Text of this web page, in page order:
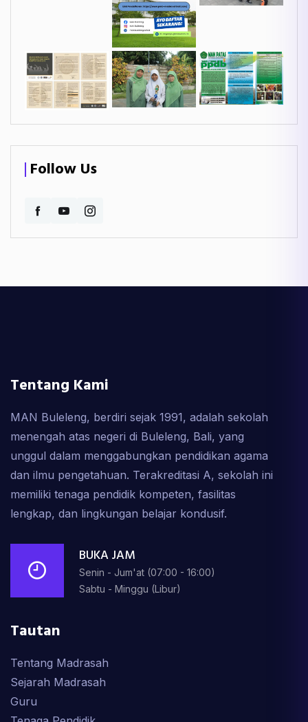
Follow Us
Tentang Kami
MAN Buleleng, berdiri sejak 1991, adalah sekolah
menengah atas negeri di Buleleng, Bali, yang
unggul dalam menggabungkan pendidikan agama
dan ilmu pengetahuan. Terakreditasi A, sekolah ini
memiliki tenaga pendidik kompeten, fasilitas
lengkap, dan lingkungan belajar kondusif.
BUKA JAM
Senin - Jum'at (07:00 - 16:00)
Sabtu - Minggu (Libur)
Tautan
Tentang Madrasah
Sejarah Madrasah
Guru